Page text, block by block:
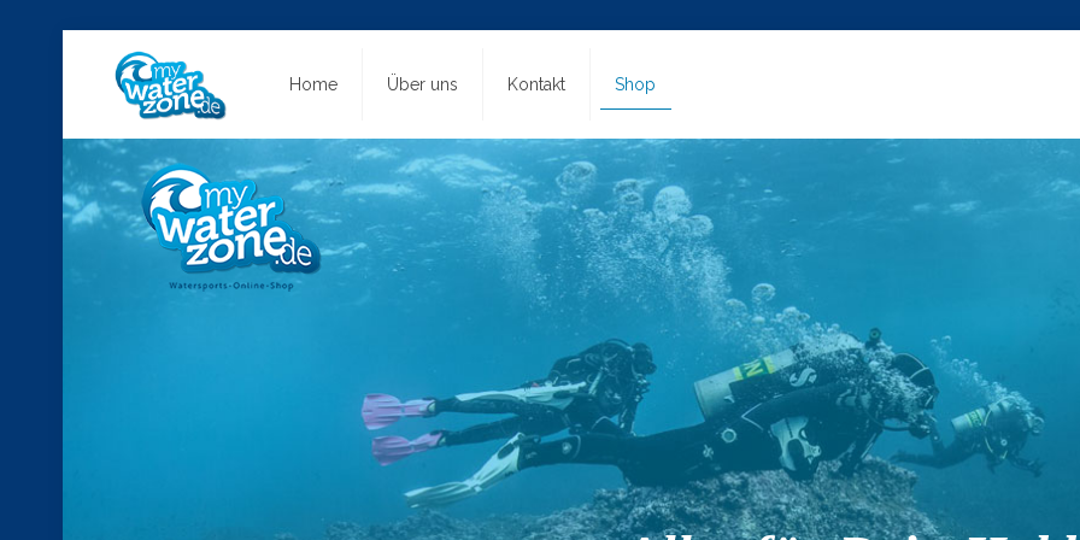
Home Über uns Kontakt Shop